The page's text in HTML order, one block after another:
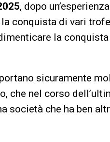
, dopo
conquista di vari
la
sicuramente
che nel corso
società che ha ben